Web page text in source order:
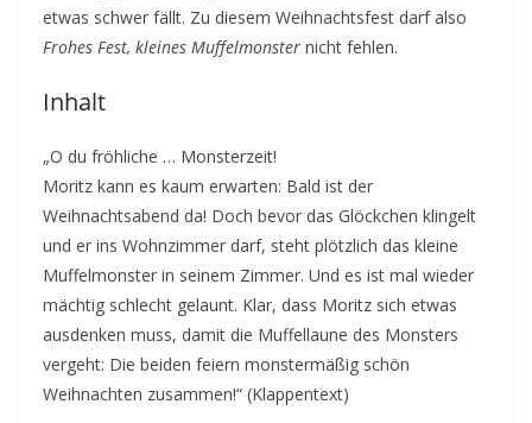
etwas schwer fällt. Zu diesem Weihnachtsfest darf also
Frohes Fest, kleines Muffelmonster nicht fehlen.
Inhalt
„O du fröhliche … Monsterzeit!
Moritz kann es kaum erwarten: Bald ist der
Weihnachtsabend da! Doch bevor das Glöckchen klingelt
und er ins Wohnzimmer darf, steht plötzlich das kleine
Muffelmonster in seinem Zimmer. Und es ist mal wieder
mächtig schlecht gelaunt. Klar, dass Moritz sich etwas
ausdenken muss, damit die Muffellaune des Monsters
vergeht: Die beiden feiern monstermäßig schön
Weihnachten zusammen!“ (Klappentext)